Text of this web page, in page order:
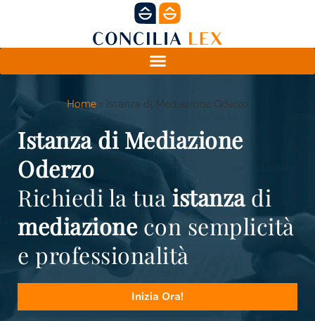
Home » Istanza di Mediazione Oderzo
Istanza di Mediazione
Oderzo
Richiedi la tuaistanzadi
mediazionecon semplicità
e professionalità
Inizia Ora!